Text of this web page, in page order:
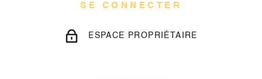
SE CONNECTER
ESPACE PROPRIÉTAIRE